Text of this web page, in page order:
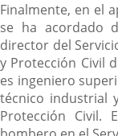
Finalmente, en el
se ha acordado
director del
y Protección Civil
es ingeniero
técnico industrial
Protección Civil.